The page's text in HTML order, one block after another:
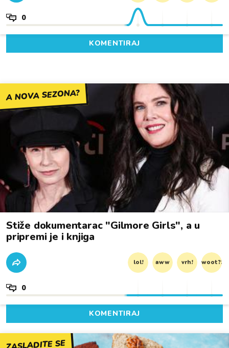
0
KOMENTIRAJ
A NOVA SEZONA?
Stiže dokumentarac "Gilmore Girls", a u
pripremi je i knjiga
lol! aww vrh! woot?!
0
KOMENTIRAJ
ZASLADITE SE